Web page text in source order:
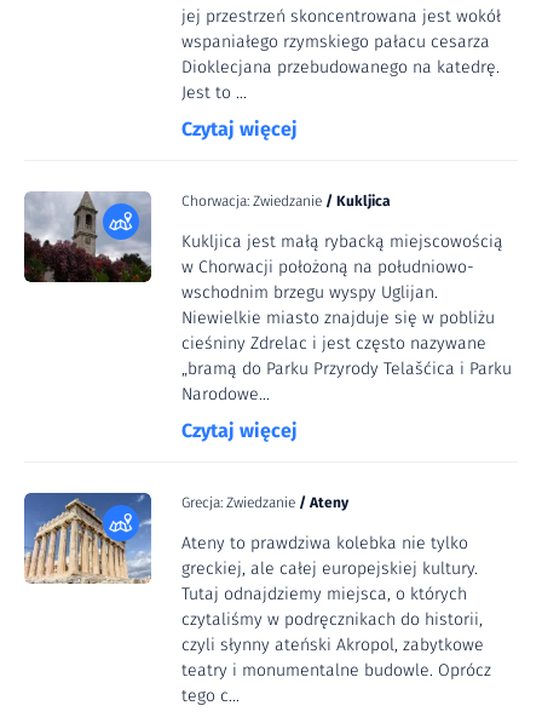
jej przestrzeń skoncentrowana jest wokół
wspaniałego rzymskiego pałacu cesarza
Dioklecjana przebudowanego na katedrę.
Jest to ...
Czytaj więcej
Chorwacja: Zwiedzanie / Kukljica
Kukljica jest małą rybacką miejscowością
w Chorwacji położoną na południowo-
wschodnim brzegu wyspy Uglijan.
Niewielkie miasto znajduje się w pobliżu
cieśniny Zdrelac i jest często nazywane
„bramą do Parku Przyrody Telašćica i Parku
Narodowe...
Czytaj więcej
Grecja: Zwiedzanie / Ateny
Ateny to prawdziwa kolebka nie tylko
greckiej, ale całej europejskiej kultury.
Tutaj odnajdziemy miejsca, o których
czytaliśmy w podręcznikach do historii,
czyli słynny ateński Akropol, zabytkowe
teatry i monumentalne budowle. Oprócz
tego c...